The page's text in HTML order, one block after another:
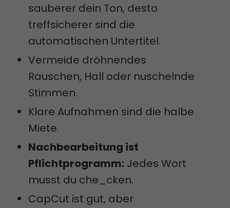
sauberer dein Ton, desto
treffsicherer sind die
automatischen Untertitel.
Vermeide dröhnendes
Rauschen, Hall oder nuschelnde
Stimmen.
Klare Aufnahmen sind die halbe
Miete.
Nachbearbeitung ist
Pflichtprogramm: Jedes Wort
musst du che_cken.
CapCut ist gut, aber